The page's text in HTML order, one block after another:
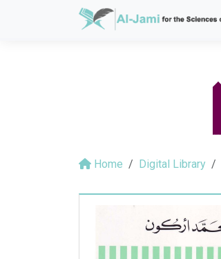
Home Digital Library